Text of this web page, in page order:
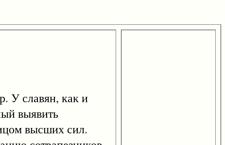
У славян, как и
выявить
высших сил.